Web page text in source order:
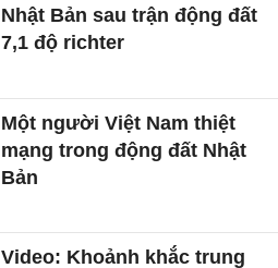
Nhật Bản sau trận động đất
7,1 độ richter
Một người Việt Nam thiệt
mạng trong động đất Nhật
Bản
Video: Khoảnh khắc trung